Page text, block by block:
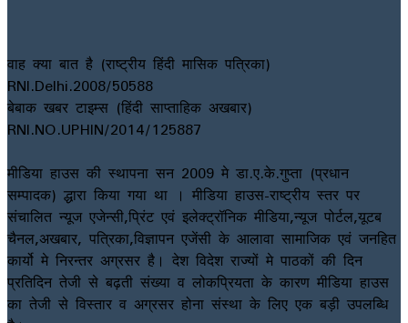
वाह क्या बात है (राष्ट्रीय हिंदी मासिक पत्रिका)
RNI.Delhi.2008/50588
बेबाक खबर टाइम्स (हिंदी साप्ताहिक अखबार)
RNI.NO.UPHIN/2014/125887
मीडिया हाउस की स्थापना सन 2009 मे डा.ए.के.गुप्ता (प्रधान
सम्पादक) द्धारा किया गया था । मीडिया हाउस-राष्ट्रीय स्तर पर
संचालित न्यूज एजेन्सी,प्रिंट एवं इलेक्ट्रॉनिक मीडिया,न्यूज पोर्टल,यूटब
चैनल,अखबार, पत्रिका,विज्ञापन एजेंसी के आलावा सामाजिक एवं जनहित
कार्यो मे निरन्तर अग्रसर है। देश विदेश राज्यों मे पाठकों की दिन
प्रतिदिन तेजी से बढ़ती संख्या व लोकप्रियता के कारण मीडिया हाउस
का तेजी से विस्तार व अग्रसर होना संस्था के लिए एक बड़ी उपलब्धि